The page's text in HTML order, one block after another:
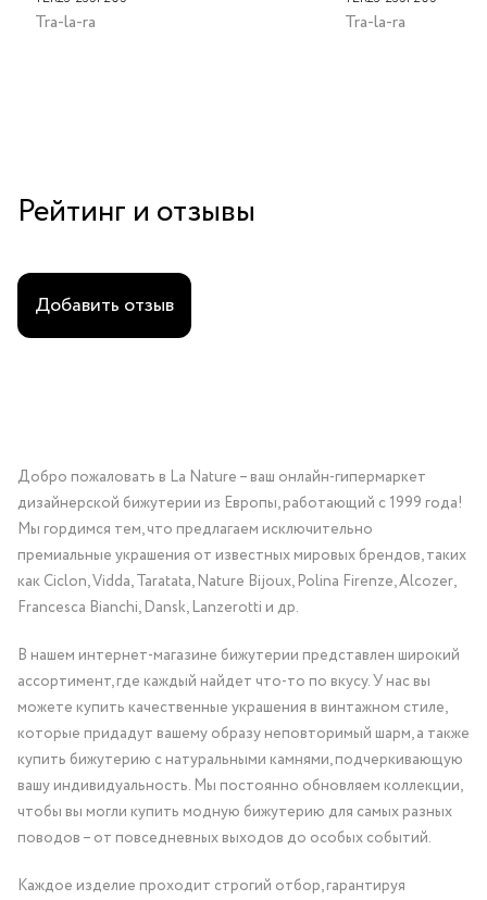
Tra-la-ra Tra-la-ra
Рейтинг и отзывы
Добавить отзыв
Добро пожаловать в La Nature – ваш онлайн-гипермаркет
дизайнерской бижутерии из Европы, работающий с 1999 года!
Мы гордимся тем, что предлагаем исключительно
премиальные украшения от известных мировых брендов, таких
как Ciclon, Vidda, Taratata, Nature Bijoux, Polina Firenze, Alcozer,
Francesca Bianchi, Dansk, Lanzerotti и др.
В нашем интернет-магазине бижутерии представлен широкий
ассортимент, где каждый найдет что-то по вкусу. У нас вы
можете купить качественные украшения в винтажном стиле,
которые придадут вашему образу неповторимый шарм, а также
купить бижутерию с натуральными камнями, подчеркивающую
вашу индивидуальность. Мы постоянно обновляем коллекции,
чтобы вы могли купить модную бижутерию для самых разных
поводов – от повседневных выходов до особых событий.
Каждое изделие проходит строгий отбор, гарантируя